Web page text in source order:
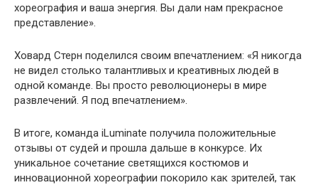
хореография и ваша энергия. Вы дали нам прекрасное
представление».
Ховард Стерн поделился своим впечатлением: «Я никогда
не видел столько талантливых и креативных людей в
одной команде. Вы просто революционеры в мире
развлечений. Я под впечатлением».
В итоге, команда iLuminate получила положительные
отзывы от судей и прошла дальше в конкурсе. Их
уникальное сочетание светящихся костюмов и
инновационной хореографии покорило как зрителей, так